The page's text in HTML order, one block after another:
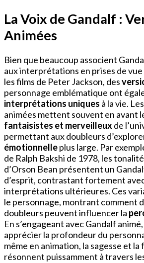
La Voix de Gandalf :
Animées
Bien que beaucoup associent
aux interprétations en prises de vue
les films de Peter Jackson, des
personnage emblématique ont
interprétations uniques à la vie.
animées mettent souvent en avant
fantaisistes et merveilleuxde
permettant aux doubleurs
émotionnelleplus large. Par
de Ralph Bakshi de 1978, les
d’Orson Bean présentent un
d’esprit, contrastant fortement
interprétations ultérieures. Ces
le personnage, montrant comment
doubleurs peuvent influencer la
En s’engageant avec Gandalf
apprécier la profondeur du
même en animation, la sagesse et
résonnent puissamment à travers